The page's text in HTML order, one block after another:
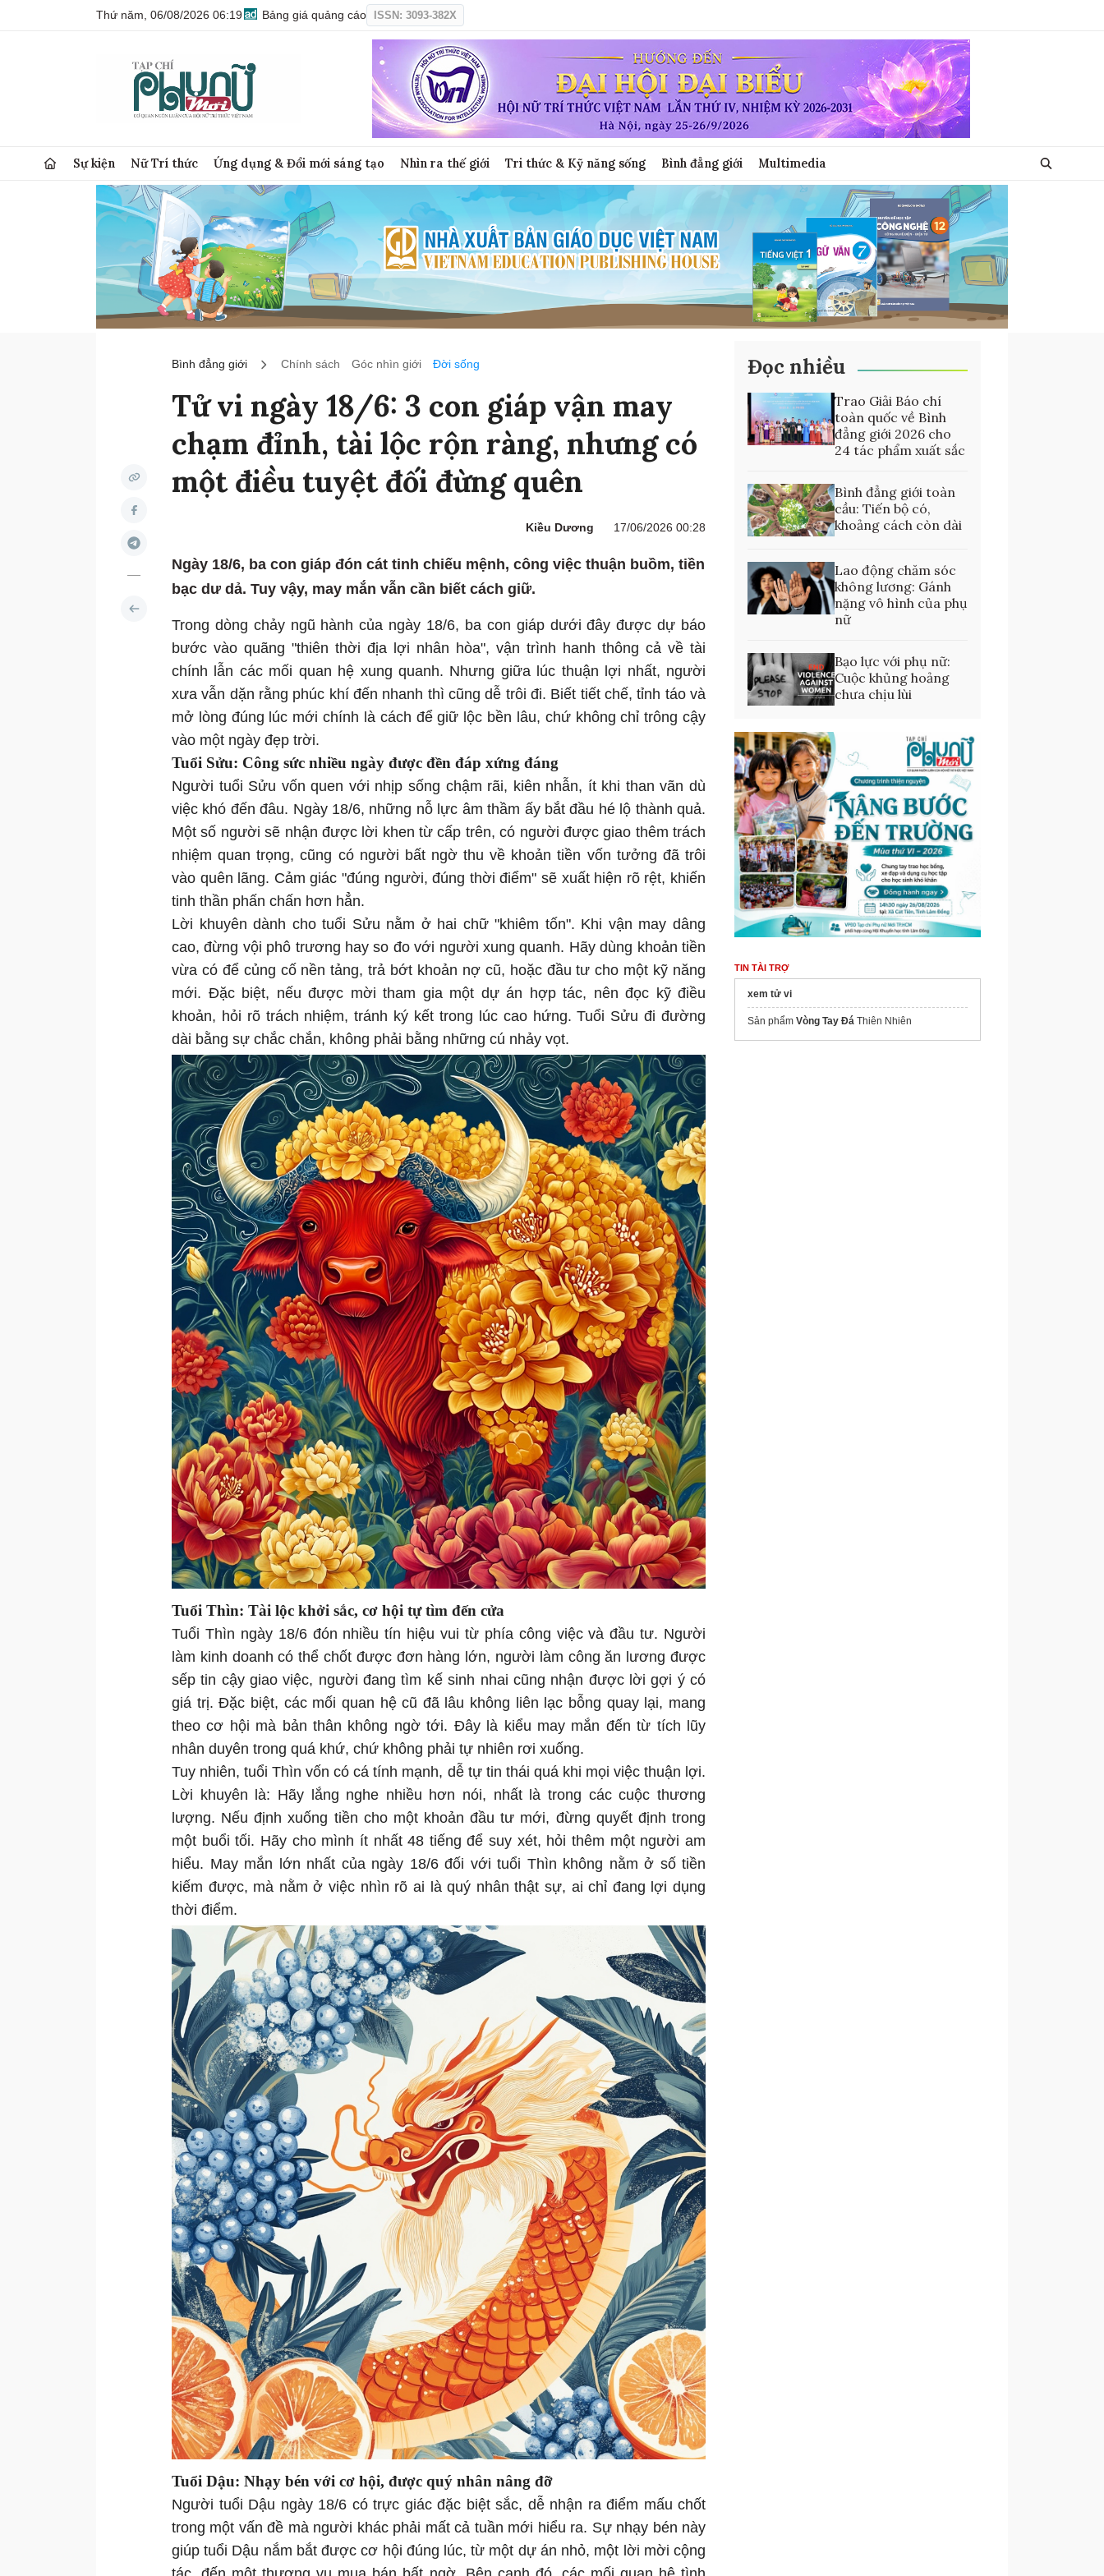
Thứ năm, 06/08/2026 06:19 Bảng giá quảng cáo ISSN: 3093-382X
Sự kiện Nữ Trí thức Ứng dụng & Đổi mới sáng tạo Nhìn ra thế giới Tri thức & Kỹ năng sống Bình đẳng giới Multimedia
Bình đẳng giới Chính sách Góc nhìn giới Đời sống
Tử vi ngày 18/6: 3 con giáp vận may
chạm đỉnh, tài lộc rộn ràng, nhưng có
một điều tuyệt đối đừng quên
Kiều Dương 17/06/2026 00:28
Ngày 18/6, ba con giáp đón cát tinh chiếu mệnh, công việc thuận buồm, tiền
bạc dư dả. Tuy vậy, may mắn vẫn cần biết cách giữ.
Trong dòng chảy ngũ hành của ngày 18/6, ba con giáp dưới đây được dự báo
bước vào quãng "thiên thời địa lợi nhân hòa", vận trình hanh thông cả về tài
chính lẫn các mối quan hệ xung quanh. Nhưng giữa lúc thuận lợi nhất, người
xưa vẫn dặn rằng phúc khí đến nhanh thì cũng dễ trôi đi. Biết tiết chế, tỉnh táo và
mở lòng đúng lúc mới chính là cách để giữ lộc bền lâu, chứ không chỉ trông cậy
vào một ngày đẹp trời.
Tuổi Sửu: Công sức nhiều ngày được đền đáp xứng đáng
Người tuổi Sửu vốn quen với nhịp sống chậm rãi, kiên nhẫn, ít khi than vãn dù
việc khó đến đâu. Ngày 18/6, những nỗ lực âm thầm ấy bắt đầu hé lộ thành quả.
Một số người sẽ nhận được lời khen từ cấp trên, có người được giao thêm trách
nhiệm quan trọng, cũng có người bất ngờ thu về khoản tiền vốn tưởng đã trôi
vào quên lãng. Cảm giác "đúng người, đúng thời điểm" sẽ xuất hiện rõ rệt, khiến
tinh thần phấn chấn hơn hẳn.
Lời khuyên dành cho tuổi Sửu nằm ở hai chữ "khiêm tốn". Khi vận may dâng
cao, đừng vội phô trương hay so đo với người xung quanh. Hãy dùng khoản tiền
vừa có để củng cố nền tảng, trả bớt khoản nợ cũ, hoặc đầu tư cho một kỹ năng
mới. Đặc biệt, nếu được mời tham gia một dự án hợp tác, nên đọc kỹ điều
khoản, hỏi rõ trách nhiệm, tránh ký kết trong lúc cao hứng. Tuổi Sửu đi đường
dài bằng sự chắc chắn, không phải bằng những cú nhảy vọt.
Tuổi Thìn: Tài lộc khởi sắc, cơ hội tự tìm đến cửa
Tuổi Thìn ngày 18/6 đón nhiều tín hiệu vui từ phía công việc và đầu tư. Người
làm kinh doanh có thể chốt được đơn hàng lớn, người làm công ăn lương được
sếp tin cậy giao việc, người đang tìm kế sinh nhai cũng nhận được lời gợi ý có
giá trị. Đặc biệt, các mối quan hệ cũ đã lâu không liên lạc bỗng quay lại, mang
theo cơ hội mà bản thân không ngờ tới. Đây là kiểu may mắn đến từ tích lũy
nhân duyên trong quá khứ, chứ không phải tự nhiên rơi xuống.
Tuy nhiên, tuổi Thìn vốn có cá tính mạnh, dễ tự tin thái quá khi mọi việc thuận lợi.
Lời khuyên là: Hãy lắng nghe nhiều hơn nói, nhất là trong các cuộc thương
lượng. Nếu định xuống tiền cho một khoản đầu tư mới, đừng quyết định trong
một buổi tối. Hãy cho mình ít nhất 48 tiếng để suy xét, hỏi thêm một người am
hiểu. May mắn lớn nhất của ngày 18/6 đối với tuổi Thìn không nằm ở số tiền
kiếm được, mà nằm ở việc nhìn rõ ai là quý nhân thật sự, ai chỉ đang lợi dụng
thời điểm.
Tuổi Dậu: Nhạy bén với cơ hội, được quý nhân nâng đỡ
Người tuổi Dậu ngày 18/6 có trực giác đặc biệt sắc, dễ nhận ra điểm mấu chốt
trong một vấn đề mà người khác phải mất cả tuần mới hiểu ra. Sự nhạy bén này
giúp tuổi Dậu nắm bắt được cơ hội đúng lúc, từ một dự án nhỏ, một lời mời cộng
Đọc nhiều
Trao Giải Báo chí
toàn quốc về Bình
đẳng giới 2026 cho
24 tác phẩm xuất sắc
Bình đẳng giới toàn
cầu: Tiến bộ có,
khoảng cách còn dài
Lao động chăm sóc
không lương: Gánh
nặng vô hình của phụ
nữ
Bạo lực với phụ nữ:
Cuộc khủng hoảng
chưa chịu lùi
TIN TÀI TRỢ
xem tử vi
Sản phẩm Vòng Tay Đá Thiên Nhiên